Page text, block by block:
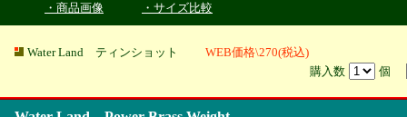
・商品画像
・サイズ比較
Water Land ティンショット
WEB価格\270(税込)
購入数
個